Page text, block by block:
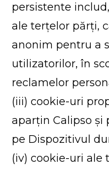
persistente
ale terțelor părți,
anonim pentru a
utilizatorilor, în
reclamelor
(iii) cookie-uri
aparțin Calipso și
pe Dispozitivul
(iv) cookie-uri ale